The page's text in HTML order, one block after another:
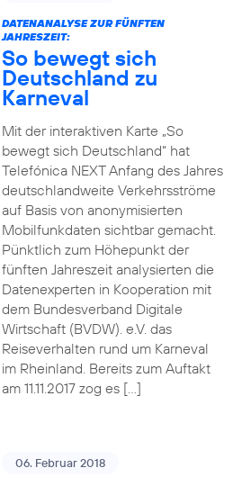
DATENANALYSE ZUR FÜNFTEN
JAHRESZEIT:
So bewegt sich
Deutschland zu
Karneval
Mit der interaktiven Karte „So
bewegt sich Deutschland“ hat
Telefónica NEXT Anfang des Jahres
deutschlandweite Verkehrsströme
auf Basis von anonymisierten
Mobilfunkdaten sichtbar gemacht.
Pünktlich zum Höhepunkt der
fünften Jahreszeit analysierten die
Datenexperten in Kooperation mit
dem Bundesverband Digitale
Wirtschaft (BVDW). e.V. das
Reiseverhalten rund um Karneval
im Rheinland. Bereits zum Auftakt
am 11.11.2017 zog es […]
06. Februar 2018